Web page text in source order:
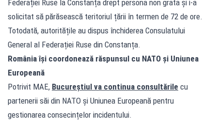
Federației Ruse la Constanța drept persona non grata și i-a
solicitat să părăsească teritoriul țării în termen de 72 de ore.
Totodată, autoritățile au dispus închiderea Consulatului
General al Federației Ruse din Constanța.
România își coordonează răspunsul cu NATO și Uniunea
Europeană
Potrivit MAE, Bucureștiul va continua consultările cu
partenerii săi din NATO și Uniunea Europeană pentru
gestionarea consecințelor incidentului.